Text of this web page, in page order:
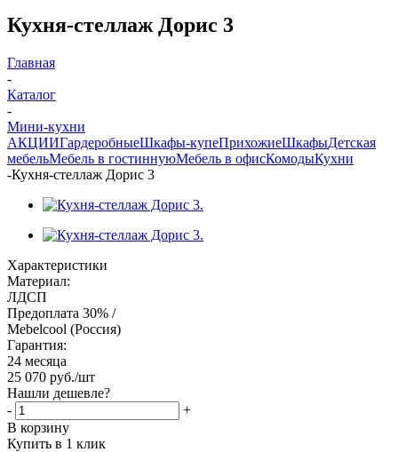
Кухня-стеллаж Дорис 3
Главная
-
Каталог
-
Мини-кухни
АКЦИИГардеробныеШкафы-купеПрихожиеШкафыДетская
мебельМебель в гостиннуюМебель в офисКомодыКухни
-Кухня-стеллаж Дорис 3
Характеристики
Материал:
ЛДСП
Предоплата 30% /
Mebelcool (Россия)
Гарантия:
24 месяца
25 070 руб./шт
Нашли дешевле?
-
+
В корзину
Купить в 1 клик